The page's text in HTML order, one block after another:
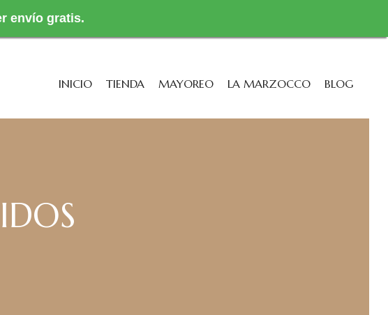
INICIO TIENDA MAYOREO LA MARZOCCO BLOG
envío gratis.